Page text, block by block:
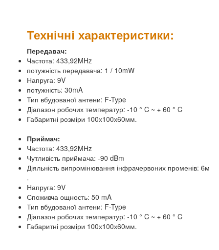
Технічні характеристики:
Передавач:
Частота: 433,92MHz
потужність передавача: 1 / 10mW
Напруга: 9V
потужність: 30mA
Тип вбудованої антени: F-Type
Діапазон робочих температур: -10 ° C ~ + 60 ° C
Габаритні розміри 100х100х60мм.
Приймач:
Частота: 433,92MHz
Чутливість приймача: -90 dBm
Діяльність випромінювання інфрачервоних променів: 6м
.
Напруга: 9V
Споживча ощность: 50 mA
Тип вбудованої антени: F-Type
Діапазон робочих температур: -10 ° C ~ + 60 ° C
Габаритні розміри 100х100х60мм.